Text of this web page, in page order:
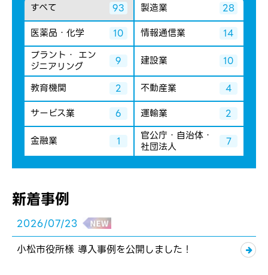
すべて 93 製造業
28
医薬品・化学
10 情報通信業
14
プラント・ エン
ジニアリング 9 建設業
10
教育機関
2 不動産業
4
サービス業
6 運輸業
2
金融業
1 官公庁・自治体・
社団法人 7
新着事例
2026/07/23
小松市役所様 導入事例を公開しました！